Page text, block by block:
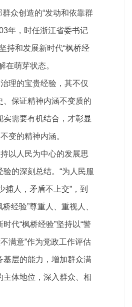
众创造的“发动和依靠群
年，时任浙江省委书记
持和发展新时代“枫桥经
在萌芽状态。
理的宝贵经验，其不仅
保证精神内涵不变质的
需要有机结合，才彰显
变的精神内涵。
以人民为中心的发展思
的深刻总结。“为人民服
捕人，矛盾不上交”，到
经验”尊重人、重视人、
代“枫桥经验”坚持以“警
满意”作为党政工作评估
基层的能力，增加群众满
体地位，深入群众、相